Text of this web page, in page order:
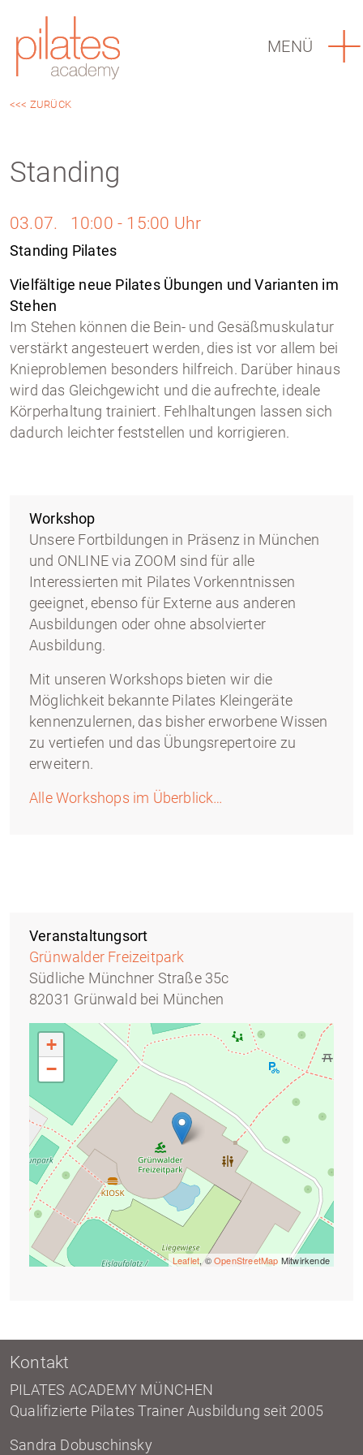
MENÜ
<<< ZURÜCK
Standing
03.07. 10:00 - 15:00 Uhr
Standing Pilates
Vielfältige neue Pilates Übungen und Varianten im
Stehen
Im Stehen können die Bein- und Gesäßmuskulatur
verstärkt angesteuert werden, dies ist vor allem bei
Knieproblemen besonders hilfreich. Darüber hinaus
wird das Gleichgewicht und die aufrechte, ideale
Körperhaltung trainiert. Fehlhaltungen lassen sich
dadurch leichter feststellen und korrigieren.
Workshop
Unsere Fortbildungen in Präsenz in München
und ONLINE via ZOOM sind für alle
Interessierten mit Pilates Vorkenntnissen
geeignet, ebenso für Externe aus anderen
Ausbildungen oder ohne absolvierter
Ausbildung.
Mit unseren Workshops bieten wir die
Möglichkeit bekannte Pilates Kleingeräte
kennenzulernen, das bisher erworbene Wissen
zu vertiefen und das Übungsrepertoire zu
erweitern.
Alle Workshops im Überblick…
Veranstaltungsort
Grünwalder Freizeitpark
Südliche Münchner Straße 35c
82031 Grünwald bei München
+
−
Leaflet, ©OpenStreetMap Mitwirkende
Kontakt
PILATES ACADEMY MÜNCHEN
Qualifizierte Pilates Trainer Ausbildung seit 2005
Sandra Dobuschinsky